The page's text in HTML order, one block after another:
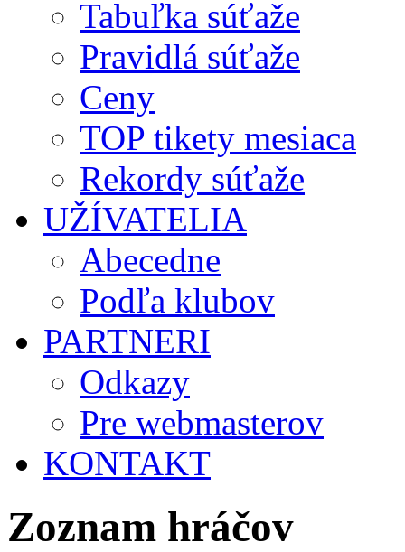
Tabuľka súťaže
Pravidlá súťaže
Ceny
TOP tikety mesiaca
Rekordy súťaže
UŽÍVATELIA
Abecedne
Podľa klubov
PARTNERI
Odkazy
Pre webmasterov
KONTAKT
Zoznam hráčov